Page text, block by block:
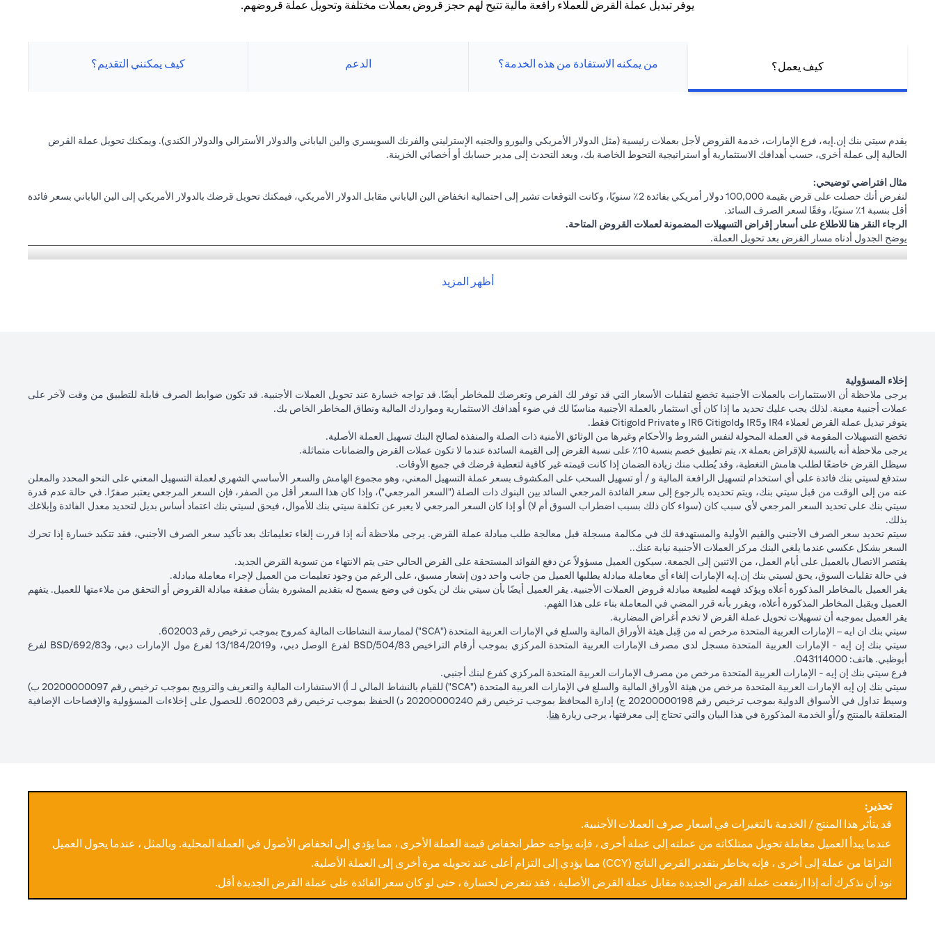
يوفر تبديل عملة القرض للعملاء رافعة مالية تتيح لهم حجز قروض بعملات مختلفة وتحويل عملة قروضهم.
كيف يعمل؟ من يمكنه الاستفادة من هذه الخدمة؟ الدعم كيف يمكنني التقديم؟
يقدم سيتي بنك إن.إيه، فرع الإمارات، خدمة القروض لأجل بعملات رئيسية (مثل الدولار الأمريكي واليورو والجنيه الإسترليني والفرنك السويسري والين الياباني والدولار الأسترالي والدولار الكندي). ويمكنك تحويل عملة القرض
الحالية إلى عملة أخرى، حسب أهدافك الاستثمارية أو استراتيجية التحوط الخاصة بك، وبعد التحدث إلى مدير حسابك أو أخصائي الخزينة.
مثال افتراضي توضيحي:
لنفرض أنك حصلت على قرض بقيمة 100,000 دولار أمريكي بفائدة 2٪ سنويًا، وكانت التوقعات تشير إلى احتمالية انخفاض الين الياباني مقابل الدولار الأمريكي، فيمكنك تحويل قرضك بالدولار الأمريكي إلى الين الياباني بسعر فائدة
أقل بنسبة 1٪ سنويًا، وفقًا لسعر الصرف السائد.
الرجاء النقر هنا opens in a new tab
للاطلاع على أسعار إقراض التسهيلات المضمونة لعملات القروض المتاحة.
يوضح الجدول أدناه مسار القرض بعد تحويل العملة.
لتحويل قرض بقيمة 100,000 دولار أمريكي إلى 10,500,000 ين ياباني بسعر 105 دولار أمريكي / ين ياباني ( سعر العميل)
(100,000 دولار أمريكي * 105 =
مبلغ القرض بالدولار الأمريكي إذا تم تحويل قرض الين
الياباني مرة أخرى إلى قرض بالدولار الأمريكي بعد شهر
واحد
102,125.85 دولار أمريكي (10,508,750/102.90 ين
ياباني)
100,083.33 دولار أمريكي (10,508,750/105
إجمالي الربح / الخسارة
إجمالي الخسارة = 1,959.18 دولار أمريكي
(100,166.67 دولار أمريكي ناقص 102,125.85 دولار
أمريكي)
(100,166.67 دولار أمريكي ناقص 100,083.33
دولار أمريكي)
(100,166.67 دولار أمريكي ناقص 98,120.92)
الأسعار المذكورة في الجدول التوضيحي أعلاه (أ) تشمل الفارق السعري المستحق البنك؛ و (ب) لا تدل على أسعار الفائدة السابقة أو المستقبلية أو أسعار الصرف الفورية.
يرجى ملاحظة النقاط التالية عند إجراء معاملات تحويل عملة القرض:
تتوقف قدرتك على القيام بمعاملات تحويل عملة القرض على توافر هامش كافٍ في محفظتك، ذلك أن نقص الهامش الناتج عن ارتفاع قيمة عملة القرض الحالية من شأنه أن يؤثر على قدرتك على إجراء معاملات تحويل عملة
القرض. قد تتطلب معاملات تحويل عملة القرض إيداع أموال إضافية (طلب الهامش) بسبب تقلبات العملات الأجنبية، مما يؤدي إلى ارتفاع قيمة عملة القرض الجديدة مقابل عملة قرضك السابقة.
تأتي عملات القروض المختلفة بأسعار فائدة مختلفة، بعضها أعلى وبعضها أقل من حيث القيمة النسبية.
سيتضمن كل تحويل لعملة القرض معاملة فورية للعملات الأجنبية، وتشمل أسعار الصرف المقدمة لك فروق الأسعار المستحقة للبنك.
سيتم خصم الأموال من حسابك الجاري / التوفير لسداد الفائدة المستحقة على قرضك. وإذا كانت عملة الحساب الجاري / التوفير الخاص بك مختلفة عن عملة القرض، فسيتم إجراء تحويلات العملات الأجنبية (بما في ذلك فارق السعر
المستحق للبنك) لتحويل أموالك وسداد فائدة القرض.
سيتضمن كشف حسابك الشهري بيانًا بمبالغ القرض المستحقة منك. للحصول على تفاصيل حول معاملات تحويل عملة القرض، يرجى الرجوع إلى نصائح معاملات الصرف الأجنبي المرسلة لك.
إذا قررت تقديم طلب لمراقبة أسعار صرف العملات الأجنبية، فسيتم تنفيذ معاملة تحويل عملة القرض إذا تم الوصول إلى سعر الصرف الأجنبي المستهدف خلال فترة الصلاحية، مع ملاحظة أن الحد الأقصى لصلاحية الطلب هو شهر
واحد. سعر صرف العملات الأجنبية للعميل هو السعر المعمول به بين البنوك بالإضافة إلى فروق أسعار العملات الأجنبية المطبقة لدى سيتي. تنتهي صلاحية الطلب تلقائيًا ولن يتم تجديده بعد انتهاء فترة الصلاحية، وبالتالي سيتعين عليك
تقديم تعليمات جديدة للمضي قدمًا في تجديد الطلب إذا كنت ترغب في ذلك.
يوضح الجدول أدناه إجراءات مراقبة أمر FX بسيط لتعليمات مبادلة القرض المقدمة في 1 أبريل 2024 بسعر عميل مستهدف USD / JPY = 105 لفترة تقويمية 30 يومًا على قرض بالدولار الأمريكي:
حركة سعر USD / JPY
لا يصل السعر إلى USD / JPY = 105 في الثلاثين يومًا القادمة يصل السعر إلى USD / JPY = 105 في 20 أبريل يصل السعر إلى USD / JPY = 105 في 2 مايو (وقت انتهاء صلاحية الطلب)
يومًا تقويميًا على قرض بالين الياباني
حركة سعر
الدولار
الأمريكي/الين
الياباني
إذا كان السعر 105 >
الثلاثين يومًا التالية
يصل السعر إلى USD/JPY = 105 في 20 أبريل يصل السعر إلى USD/JPY = 100 في 20 أبريل
105 في 2 مايو (وقت انتهاء
صلاحية الطلب)
التأثير على
لا تأثير، لا يتم تحويل
يتم تحويل القرض من الين الياباني (JPY) إلى الدولار الأمريكي (USD)
بسعر 105 لتحقيق الربح، ويتم إلغاء الأمر الآخر (أمر وقف الخسارة عند
بسعر 100 لوقف الخسارة، ويتم إلغاء الأمر الآخر (أمر جني الأرباح عند
أظهر المزيد
إخلاء المسؤولية
يرجى ملاحظة أن الاستثمارات بالعملات الأجنبية تخضع لتقلبات الأسعار التي قد توفر لك الفرص وتعرضك للمخاطر أيضًا. قد تواجه خسارة عند تحويل العملات الأجنبية. قد تكون ضوابط الصرف قابلة للتطبيق من وقت لآخر على
عملات أجنبية معينة. لذلك يجب عليك تحديد ما إذا كان أي استثمار بالعملة الأجنبية مناسبًا لك في ضوء أهدافك الاستثمارية ومواردك المالية ونطاق المخاطر الخاص بك.
يتوفر تبديل عملة القرض لعملاء IR4 وIR5 وIR6 Citigold و Citigold Private فقط.
تخضع التسهيلات المقومة في العملة المحولة لنفس الشروط والأحكام وغيرها من الوثائق الأمنية ذات الصلة والمنفذة لصالح البنك تسهيل العملة الأصلية.
يرجى ملاحظة أنه بالنسبة للإقراض بعملة x، يتم تطبيق خصم بنسبة 10٪ على نسبة القرض إلى القيمة السائدة عندما لا تكون عملات القرض والضمانات متماثلة.
سيظل القرض خاضعًا لطلب هامش التغطية، وقد يُطلب منك زيادة الضمان إذا كانت قيمته غير كافية لتعطية قرضك في جميع الأوقات.
ستدفع لسيتي بنك فائدة على أي استخدام لتسهيل الرافعة المالية و / أو تسهيل السحب على المكشوف بسعر عملة التسهيل المعني، وهو مجموع الهامش والسعر الأساسي الشهري لعملة التسهيل المعني على النحو المحدد والمعلن
عنه من إلى الوقت من قبل سيتي بنك، ويتم تحديده بالرجوع إلى سعر الفائدة المرجعي السائد بين البنوك ذات الصلة ("السعر المرجعي")، وإذا كان هذا السعر أقل من الصفر، فإن السعر المرجعي يعتبر صفرًا. في حالة عدم قدرة
سيتي بنك على تحديد السعر المرجعي لأي سبب كان (سواء كان ذلك بسبب اضطراب السوق أم لا) أو إذا كان السعر المرجعي لا يعبر عن تكلفة سيتي بنك للأموال، فيحق لسيتي بنك اعتماد أساس بديل لتحديد معدل الفائدة وإبلاغك
بذلك.
سيتم تحديد سعر الصرف الأجنبي والقيم الأولية والمستهدفة لك في مكالمة مسجلة قبل معالجة طلب مبادلة عملة القرض. يرجى ملاحظة أنه إذا قررت إلغاء تعليماتك بعد تأكيد سعر الصرف الأجنبي، فقد تتكبد خسارة إذا تحرك
السعر بشكل عكسي عندما يلغي البنك مركز العملات الأجنبية نيابة عنك..
يقتصر الاتصال بالعميل على أيام العمل، من الاثنين إلى الجمعة. سيكون العميل مسؤولاً عن دفع الفوائد المستحقة على القرض الحالي حتى يتم الانتهاء من تسوية القرض الجديد.
في حالة تقلبات السوق، يحق لسيتي بنك إن.إيه الإمارات إلغاء أي معاملة مبادلة يطلبها العميل من جانب واحد دون إشعار مسبق، على الرغم من وجود تعليمات من العميل لإجراء معاملة مبادلة.
يقر العميل بالمخاطر المذكورة أعلاه ويؤكد فهمه لطبيعة مبادلة قروض العملات الأجنبية. يقر العميل أيضًا بأن سيتي بنك لن يكون في وضع يسمح له بتقديم المشورة بشأن صفقة مبادلة القروض أو التحقق من ملاءمتها للعميل. يتفهم
العميل ويقبل المخاطر المذكورة أعلاه، ويقرر بأنه قرر المضي في المعاملة بناء على هذا الفهم.
يقر العميل بموجبه أن تسهيلات تحويل عملة القرض لا تخدم أغراض المضاربة.
سيتي بنك ان ايه – الإمارات العربية المتحدة مرخص له من قِبل هيئة الأوراق المالية والسلع في الإمارات العربية المتحدة ("SCA") لممارسة النشاطات المالية كمروج بموجب ترخيص رقم 602003.
سيتي بنك إن إيه - الإمارات العربية المتحدة مسجل لدى مصرف الإمارات العربية المتحدة المركزي بموجب أرقام التراخيص BSD/504/83 لفرع الوصل دبي، و13/184/2019 لفرع مول الإمارات دبي، وBSD/692/83 لفرع
أبوظبي. هاتف: 043114000.
فرع سيتي بنك إن إيه - الإمارات العربية المتحدة مرخص من مصرف الإمارات العربية المتحدة المركزي كفرع لبنك أجنبي.
سيتي بنك إن إيه الإمارات العربية المتحدة مرخص من هيئة الأوراق المالية والسلع في الإمارات العربية المتحدة ("SCA") للقيام بالنشاط المالي لـ أ) الاستشارات المالية والتعريف والترويج بموجب ترخيص رقم 20200000097 ب)
وسيط تداول في الأسواق الدولية بموجب ترخيص رقم 20200000198 ج) إدارة المحافظ بموجب ترخيص رقم 20200000240 د) الحفظ بموجب ترخيص رقم 602003. للحصول على إخلاءات المسؤولية والإفصاحات الإضافية
المتعلقة بالمنتج و/أو الخدمة المذكورة في هذا البيان والتي تحتاج إلى معرفتها، يرجى زيارة هنا.
تحذير:
قد يتأثر هذا المنتج / الخدمة بالتغيرات في أسعار صرف العملات الأجنبية.
عندما يبدأ العميل معاملة تحويل ممتلكاته من عملته إلى عملة أخرى ، فإنه يواجه خطر انخفاض قيمة العملة الأخرى ، مما يؤدي إلى انخفاض الأصول في العملة المحلية. وبالمثل ، عندما يحول العميل
التزامًا من عملة إلى أخرى ، فإنه يخاطر بتقدير القرض الناتج (CCY) مما يؤدي إلى التزام أعلى عند تحويله مرة أخرى إلى العملة الأصلية.
نود أن نذكرك أنه إذا ارتفعت عملة القرض الجديدة مقابل عملة القرض الأصلية ، فقد تتعرض لخسارة ، حتى لو كان سعر الفائدة على عملة القرض الجديدة أقل.